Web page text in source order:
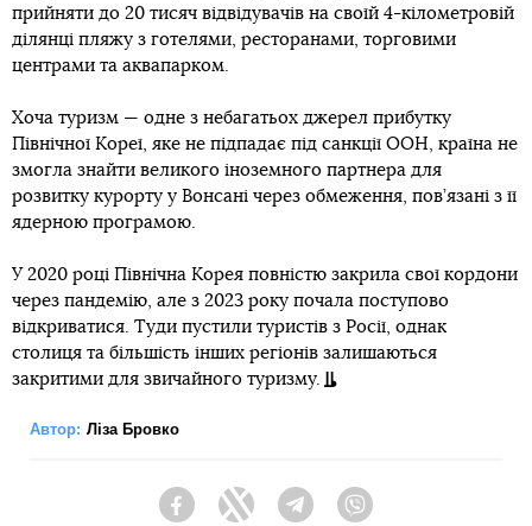
прийняти до 20 тисяч відвідувачів на своїй 4-кілометровій
ділянці пляжу з готелями, ресторанами, торговими
центрами та аквапарком.
Хоча туризм — одне з небагатьох джерел прибутку
Північної Кореї, яке не підпадає під санкції ООН, країна не
змогла знайти великого іноземного партнера для
розвитку курорту у Вонсані через обмеження, пов’язані з її
ядерною програмою.
У 2020 році Північна Корея повністю закрила свої кордони
через пандемію, але з 2023 року почала поступово
відкриватися. Туди пустили туристів з Росії, однак
столиця та більшість інших регіонів залишаються
закритими для звичайного туризму.
Автор: Ліза Бровко
FacebookTwitter Telegram